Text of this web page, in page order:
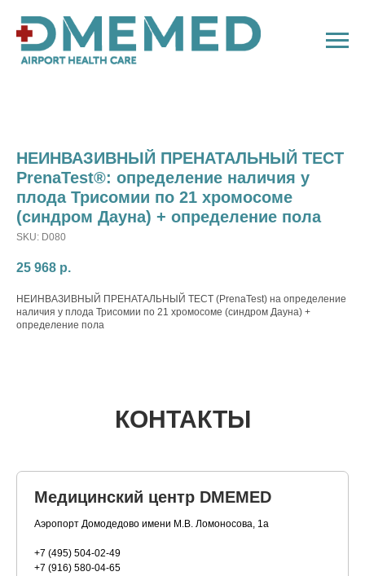
НЕИНВАЗИВНЫЙ ПРЕНАТАЛЬНЫЙ ТЕСТ
PrenaTest®: определение наличия у
плода Трисомии по 21 хромосоме
(синдром Дауна) + определение пола
SKU: D080
25 968 р.
НЕИНВАЗИВНЫЙ ПРЕНАТАЛЬНЫЙ ТЕСТ (PrenaTest) на определение
наличия у плода Трисомии по 21 хромосоме (синдром Дауна) +
определение пола
КОНТАКТЫ
Медицинский центр DMEMED
Аэропорт Домодедово имени М.В. Ломоносова, 1а
+7 (495) 504-02-49
+7 (916) 580-04-65